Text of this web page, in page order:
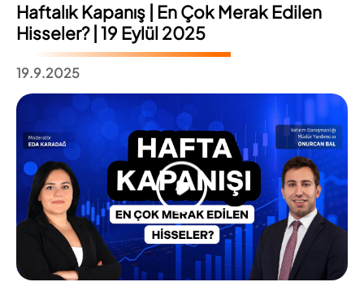
Haftalık Kapanış | En Çok Merak Edilen
Hisseler? | 19 Eylül 2025
19.9.2025